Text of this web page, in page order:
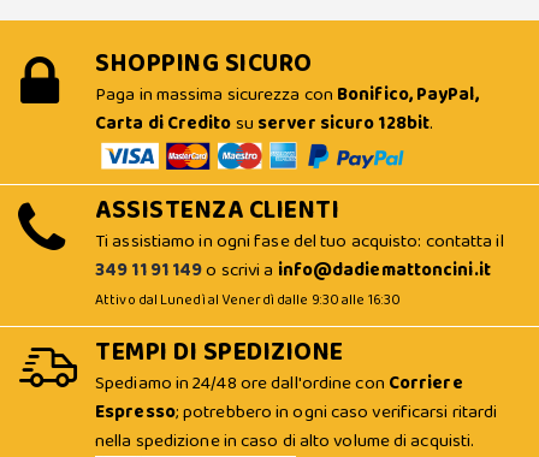
SHOPPING SICURO
Paga in massima sicurezza con Bonifico, PayPal,
Carta di Creditosu server sicuro 128bit.
ASSISTENZA CLIENTI
Ti assistiamo in ogni fase del tuo acquisto: contatta il
349 11 91 149o scrivi a info@dadiemattoncini.it
Attivo dal Lunedì al Venerdì dalle 9:30 alle 16:30
TEMPI DI SPEDIZIONE
Spediamo in 24/48 ore dall'ordine con Corriere
Espresso; potrebbero in ogni caso verificarsi ritardi
nella spedizione in caso di alto volume di acquisti.